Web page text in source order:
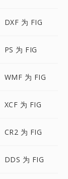
DXF 为 FIG
PS 为 FIG
WMF 为 FIG
XCF 为 FIG
CR2 为 FIG
DDS 为 FIG